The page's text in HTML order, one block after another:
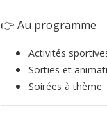
👉 Au programme
Activités
Sorties et
Soirées à thème